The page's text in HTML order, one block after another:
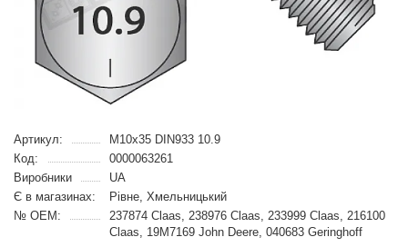
Артикул:
M10x35 DIN933 10.9
Код:
0000063261
Виробники
UA
Є в магазинах:
Рівне, Хмельницький
№ OEM:
237874 Claas, 238976 Claas, 233999 Claas, 216100
Claas, 19M7169 John Deere, 040683 Geringhoff